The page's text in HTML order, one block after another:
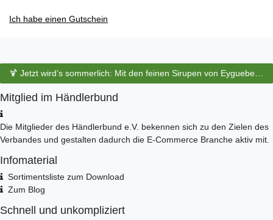
Ich habe einen Gutschein
Mitglied im Händlerbund
Die Mitglieder des Händlerbund e.V. bekennen sich zu den Zielen des
Verbandes und gestalten dadurch die E-Commerce Branche aktiv mit.
Infomaterial
Sortimentsliste zum Download
Zum Blog
Schnell und unkompliziert